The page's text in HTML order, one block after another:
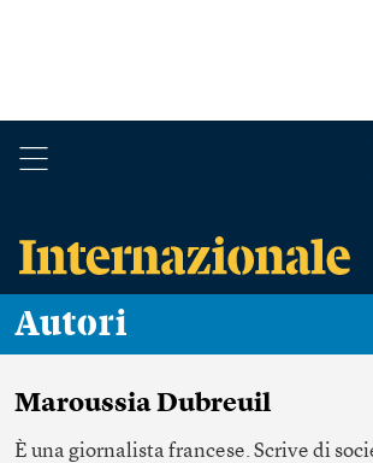
Autori
Maroussia Dubreuil
È una giornalista francese. Scrive di